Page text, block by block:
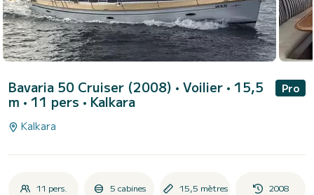
Bavaria 50 Cruiser (2008) • Voilier • 15,5
m • 11 pers • Kalkara
Pro
Kalkara
11 pers. 5 cabines 15,5 mètres 2008